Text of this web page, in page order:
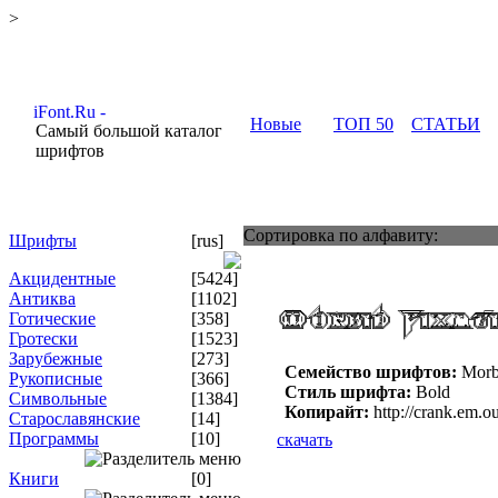
>
Самый большой каталог
шрифтов
Новые ТОП 50 СТАТЬИ
Шрифты
[rus]
Акцидентные
[5424]
Антиква
[1102]
Готические
[358]
Гротески
[1523]
Зарубежные
[273]
Рукописные
[366]
Символьные
[1384]
Старославянские
[14]
Программы
[10]
Книги [0]
Сортировка по алфавиту:
Семейство шрифтов:
Стиль шрифта: Bold
Копирайт: http://
скачать